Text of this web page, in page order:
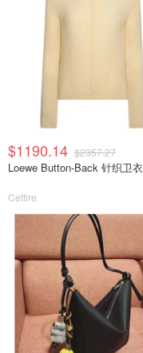
$1190.14 $2357.27
Loewe Button-Back 针织卫衣
Cettire